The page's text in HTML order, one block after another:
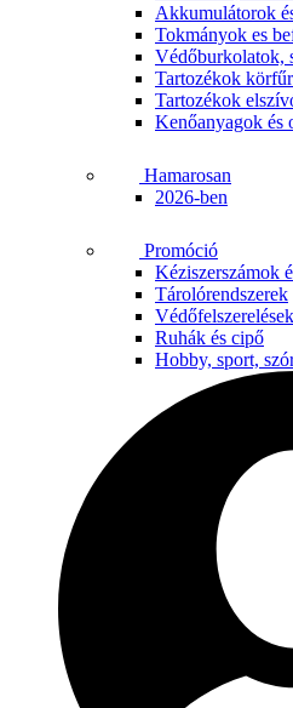
Akkumulátorok
Tokmányok es
Védőburkolatok,
Tartozékok
Tartozékok
Kenőanyagok és
Hamarosan
2026-ben
Promóció
Kéziszerszámok
Tárolórendszerek
Védőfelszerelések
Ruhák és cipő
Hobby, sport,